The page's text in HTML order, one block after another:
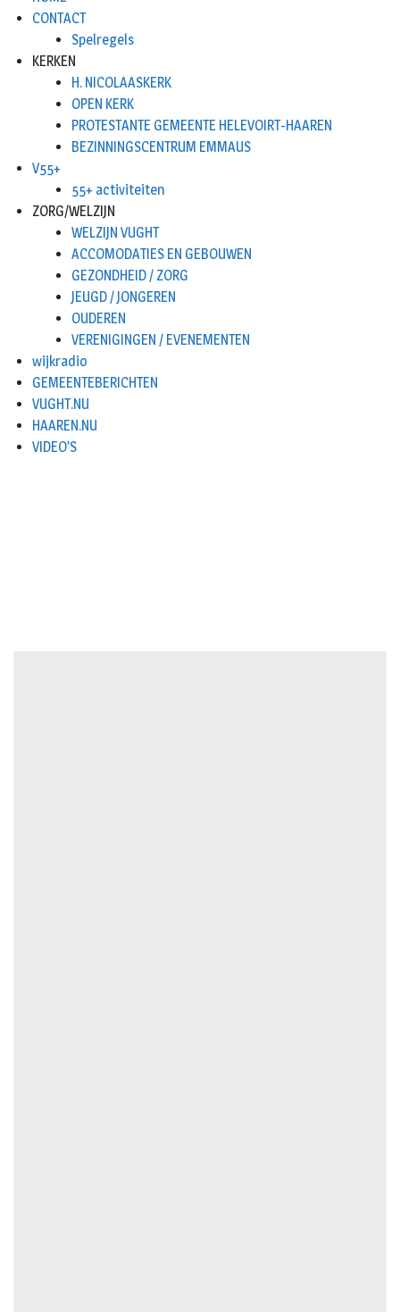
CONTACT
Spelregels
KERKEN
H. NICOLAASKERK
OPEN KERK
PROTESTANTE GEMEENTE HELEVOIRT-HAAREN
BEZINNINGSCENTRUM EMMAUS
V55+
55+ activiteiten
ZORG/WELZIJN
WELZIJN VUGHT
ACCOMODATIES EN GEBOUWEN
GEZONDHEID / ZORG
JEUGD / JONGEREN
OUDEREN
VERENIGINGEN / EVENEMENTEN
wijkradio
GEMEENTEBERICHTEN
VUGHT.NU
HAAREN.NU
VIDEO’S